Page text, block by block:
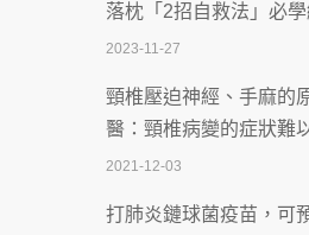
致死率達8成
2026-07-07
深耕萬華55年 西園醫院
智慧 醫療布局
2026-07-06
【115年臺北市「防癌保
落枕「2招自救法」必
2023-11-27
頸椎壓迫神經、手麻的
醫：頸椎病變的症狀難
2021-12-03
打肺炎鏈球菌疫苗，可